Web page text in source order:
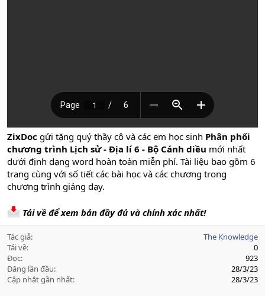
ZixDoc gửi tặng quý thầy cô và các em học sinh Phân phối
chương trình Lịch sử - Địa lí 6 - Bộ Cánh diều mới nhất
dưới định dạng word hoàn toàn miễn phí. Tài liệu bao gồm 6
trang cùng với số tiết các bài học và các chương trong
chương trình giảng dạy.
Tải về để xem bản đầy đủ và chính xác nhất!
Tác giả
The Knowledge
Tải về
0
Đọc
923
Đăng lần đầu
28/3/23
Cập nhật gần nhất
28/3/23